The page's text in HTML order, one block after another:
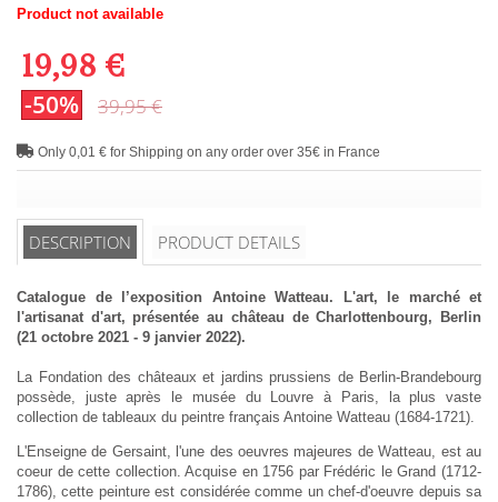
Product not available
19,98 €
-50% 39,95 €
Only 0,01 € for Shipping on any order over 35€ in France
DESCRIPTION PRODUCT DETAILS
Catalogue de l’exposition Antoine Watteau. L'art, le marché et
l'artisanat d'art, présentée au château de Charlottenbourg, Berlin
(21 octobre 2021 - 9 janvier 2022).
La Fondation des châteaux et jardins prussiens de Berlin-Brandebourg
possède, juste après le musée du Louvre à Paris, la plus vaste
collection de tableaux du peintre français Antoine Watteau (1684-1721).
L'Enseigne de Gersaint, l'une des oeuvres majeures de Watteau, est au
coeur de cette collection. Acquise en 1756 par Frédéric le Grand (1712-
1786), cette peinture est considérée comme un chef-d'oeuvre depuis sa